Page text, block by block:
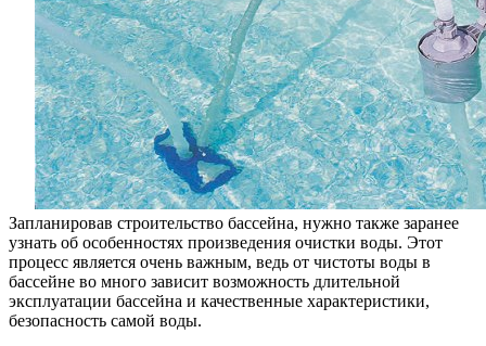
Запланировав строительство бассейна, нужно также заранее
узнать об особенностях произведения очистки воды. Этот
процесс является очень важным, ведь от чистоты воды в
бассейне во много зависит возможность длительной
эксплуатации бассейна и качественные характеристики,
безопасность самой воды.